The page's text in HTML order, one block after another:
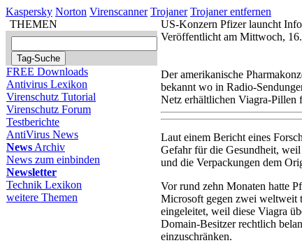
Kaspersky Norton Virenscanner Trojaner Trojaner entfernen
THEMEN
FREE Downloads
Antivirus Lexikon
Virenschutz Tutorial
Virenschutz Forum
Testberichte
AntiVirus News
News Archiv
News zum einbinden
Newsletter
Technik Lexikon
weitere Themen
US-Konzern Pfizer launcht
Veröffentlicht am Mittwoch,
Der amerikanische
bekannt wo in Radio-
Netz erhältlichen Viagra-Pillen
Laut einem Bericht eines
Gefahr für die Gesundheit,
und die Verpackungen dem
Vor rund zehn Monaten hatte
Microsoft gegen zwei weltweit
eingeleitet, weil diese Viagra
Domain-Besitzer rechtlich
einzuschränken.